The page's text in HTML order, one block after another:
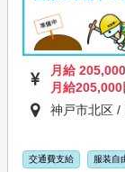
月給
月給
神戸市北区 /
交通費支給 服装自